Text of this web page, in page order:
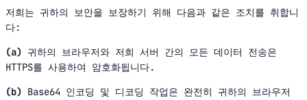
저희는 귀하의 보안을 보장하기 위해 다음과 같은 조치를 취합니
다:
(a)
귀하의 브라우저와 저희 서버 간의 모든 데이터 전송은
HTTPS를 사용하여 암호화됩니다.
(b)
Base64 인코딩 및 디코딩 작업은 완전히 귀하의 브라우저